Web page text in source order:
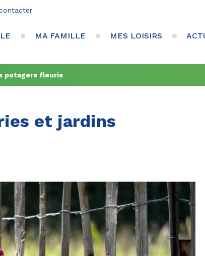
MA FAMILLE MES LOISIRS
potagers fleuris
et jardins